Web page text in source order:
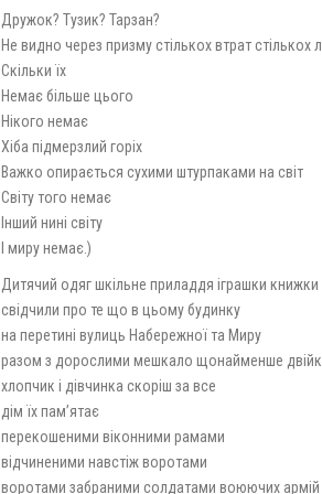
Дружок? Тузик? Тарзан?
Не видно через призму стількох втрат стількох
Скільки їх
Немає більше цього
Нікого немає
Хіба підмерзлий горіх
Важко опирається сухими штурпаками на світ
Світу того немає
Інший нині світу
І миру немає.)
Дитячий одяг шкільне приладдя іграшки книжки
свідчили про те що в цьому будинку
на перетині вулиць Набережної та Миру
разом з дорослими мешкало щонайменше
хлопчик і дівчинка скоріш за все
дім їх пам’ятає
перекошеними віконними рамами
відчиненими навстіж воротами
воротами забраними солдатами воюючих армій